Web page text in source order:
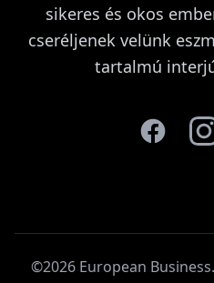
sikeres és okos
cseréljenek velünk
tartalmú
©2026 European